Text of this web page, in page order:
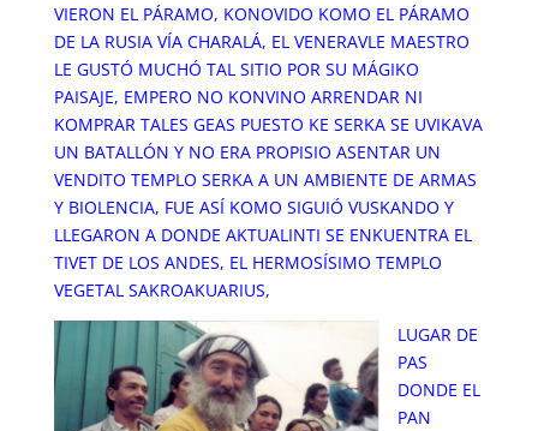
VIERON EL PÁRAMO, KONOVIDO KOMO EL PÁRAMO
DE LA RUSIA VÍA CHARALÁ, EL VENERAVLE MAESTRO
LE GUSTÓ MUCHÓ TAL SITIO POR SU MÁGIKO
PAISAJE, EMPERO NO KONVINO ARRENDAR NI
KOMPRAR TALES GEAS PUESTO KE SERKA SE UVIKAVA
UN BATALLÓN Y NO ERA PROPISIO ASENTAR UN
VENDITO TEMPLO SERKA A UN AMBIENTE DE ARMAS
Y BIOLENCIA, FUE ASÍ KOMO SIGUIÓ VUSKANDO Y
LLEGARON A DONDE AKTUALINTI SE ENKUENTRA EL
TIVET DE LOS ANDES, EL HERMOSÍSIMO TEMPLO
VEGETAL SAKROAKUARIUS,
LUGAR DE
PAS
DONDE EL
PAN